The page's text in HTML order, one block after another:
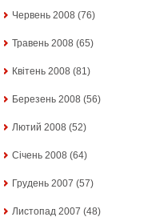
Червень 2008 (76)
Травень 2008 (65)
Квітень 2008 (81)
Березень 2008 (56)
Лютий 2008 (52)
Січень 2008 (64)
Грудень 2007 (57)
Листопад 2007 (48)